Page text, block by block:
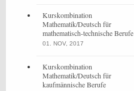
Kurskombination
Mathematik/Deutsch für
mathematisch-technische Berufe
01. NOV, 2017
Kurskombination
Mathematik/Deutsch für
kaufmännische Berufe